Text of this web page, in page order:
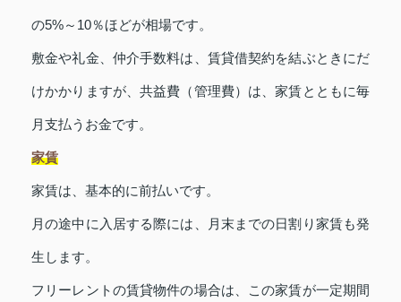
の5%～10％ほどが相場です。
敷金や礼金、仲介手数料は、賃貸借契約を結ぶときにだ
けかかりますが、共益費（管理費）は、家賃とともに毎
月支払うお金です。
家賃
家賃は、基本的に前払いです。
月の途中に入居する際には、月末までの日割り家賃も発
生します。
フリーレントの賃貸物件の場合は、この家賃が一定期間